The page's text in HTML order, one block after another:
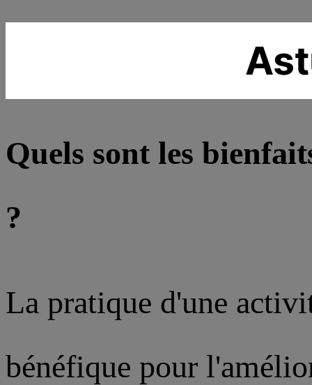
Quels sont les
?
La pratique d'une
bénéfique pour